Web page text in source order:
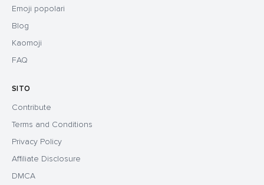
Emoji popolari
Blog
Kaomoji
FAQ
SITO
Contribute
Terms and Conditions
Privacy Policy
Affiliate Disclosure
DMCA